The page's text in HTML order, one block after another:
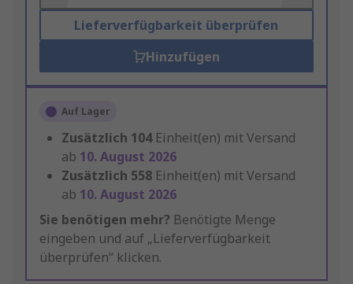
Lieferverfügbarkeit überprüfen
Hinzufügen
Auf Lager
Zusätzlich 104 Einheit(en) mit Versand
ab 10. August 2026
Zusätzlich 558 Einheit(en) mit Versand
ab 10. August 2026
Sie benötigen mehr? Benötigte Menge
eingeben und auf „Lieferverfügbarkeit
überprüfen“ klicken.